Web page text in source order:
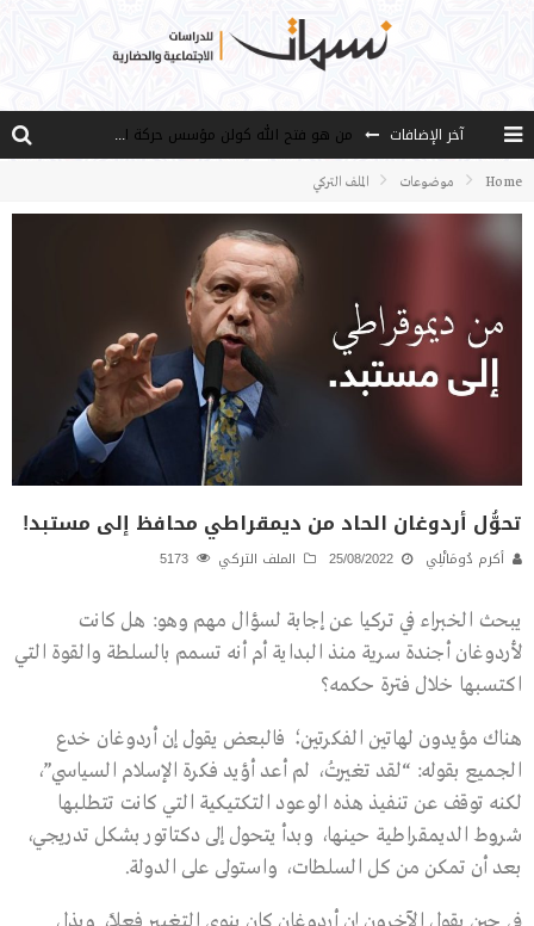
آخر الإضافات
من هو فتح الله كولن مؤسس حركة الخدمة؟
الأستاذ عالما عارفا حكيما
مصادر العلم وسببه
Home موضوعات الملف التركي
تحوُّل أردوغان الحاد من ديمقراطي محافظ إلى مستبد!
أكرم دُومَانْلِي 25/08/2022 الملف التركي
يبحث الخبراء في تركيا عن إجابة لسؤال مهم وهو: هل كانت
لأردوغان أجندة سرية منذ البداية أم أنه تسمم بالسلطة والقوة التي
اكتسبها خلال فترة حكمه؟
هناك مؤيدون لهاتين الفكرتين؛ فالبعض يقول إن أردوغان خدع
الجميع بقوله: “لقد تغيرتُ، لم أعد أؤيد فكرة الإسلام السياسي”،
لكنه توقف عن تنفيذ هذه الوعود التكتيكية التي كانت تتطلبها
شروط الديمقراطية حينها، وبدأ يتحول إلى دكتاتور بشكل تدريجي،
بعد أن تمكن من كل السلطات، واستولى على الدولة.